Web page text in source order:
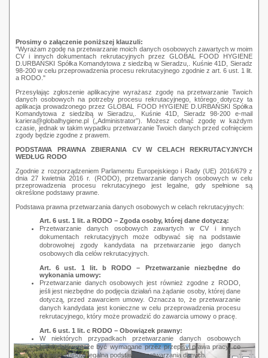
Prosimy o załączenie poniższej klauzuli:
"Wyrażam zgodę na przetwarzanie moich danych osobowych zawartych w moim
CV i innych dokumentach rekrutacyjnych przez GLOBAL FOOD HYGIENE
D.URBAŃSKI Spółka Komandytowa z siedzibą w Sieradzu,. Kuśnie 41D, Sieradz
98-200 w celu przeprowadzenia procesu rekrutacyjnego zgodnie z art. 6 ust. 1 lit.
a RODO."
Przesyłając zgłoszenie aplikacyjne wyrażasz zgodę na przetwarzanie Twoich
danych osobowych na potrzeby procesu rekrutacyjnego, którego dotyczy ta
aplikacja prowadzonego przez GLOBAL FOOD HYGIENE D.URBAŃSKI Spółka
Komandytowa z siedzibą w Sieradzu,. Kuśnie 41D, Sieradz 98-200 e-mail
kariera@globalhygiene.pl („Administrator”). Możesz cofnąć zgodę w każdym
czasie, jednak w takim wypadku przetwarzanie Twoich danych przed cofnięciem
zgody będzie zgodne z prawem.
PODSTAWA PRAWNA ZBIERANIA CV W CELACH REKRUTACYJNYCH
WEDŁUG RODO
Zgodnie z rozporządzeniem Parlamentu Europejskiego i Rady (UE) 2016/679 z
dnia 27 kwietnia 2016 r. (RODO), przetwarzanie danych osobowych w celu
przeprowadzenia procesu rekrutacyjnego jest legalne, gdy spełnione są
określone podstawy prawne.
Podstawa prawna przetwarzania danych osobowych w celach rekrutacyjnych:
Art. 6 ust. 1 lit. a RODO – Zgoda osoby, której dane dotyczą:
Przetwarzanie danych osobowych zawartych w CV i innych
dokumentach rekrutacyjnych może odbywać się na podstawie
dobrowolnej zgody kandydata na przetwarzanie jego danych
osobowych dla celów rekrutacyjnych.
Art. 6 ust. 1 lit. b RODO – Przetwarzanie niezbędne do
wykonania umowy:
Przetwarzanie danych osobowych jest również zgodne z RODO,
jeśli jest niezbędne do podjęcia działań na żądanie osoby, której dane
dotyczą, przed zawarciem umowy. Oznacza to, że przetwarzanie
danych kandydata jest konieczne w celu przeprowadzenia procesu
rekrutacyjnego, który może prowadzić do zawarcia umowy o pracę.
Art. 6 ust. 1 lit. c RODO – Obowiązek prawny:
W niektórych przypadkach przetwarzanie danych osobowych
kandydatów może być wymagane przez przepisy prawa pracy, co
również stanowi legalną podstawę przetwarzania danych.